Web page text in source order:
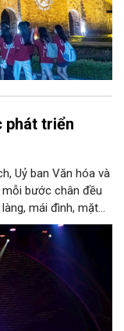
phát triển
Uỷ ban Văn hóa và
bước chân đều
mái đình, mặt
thủ công đều có
của dân tộc.
chỉ Hà Nội có
không gian ký
thành nguồn lực
lực sáng tạo,